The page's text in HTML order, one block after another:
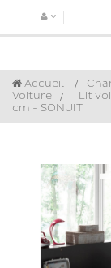
Accueil
Voiture
>
Lit
cm - SONUIT